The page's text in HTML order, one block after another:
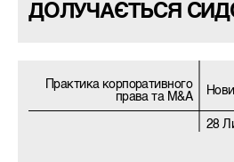
ДОЛУЧАЄТЬСЯ
Практика корпоративного
права та M&A
28